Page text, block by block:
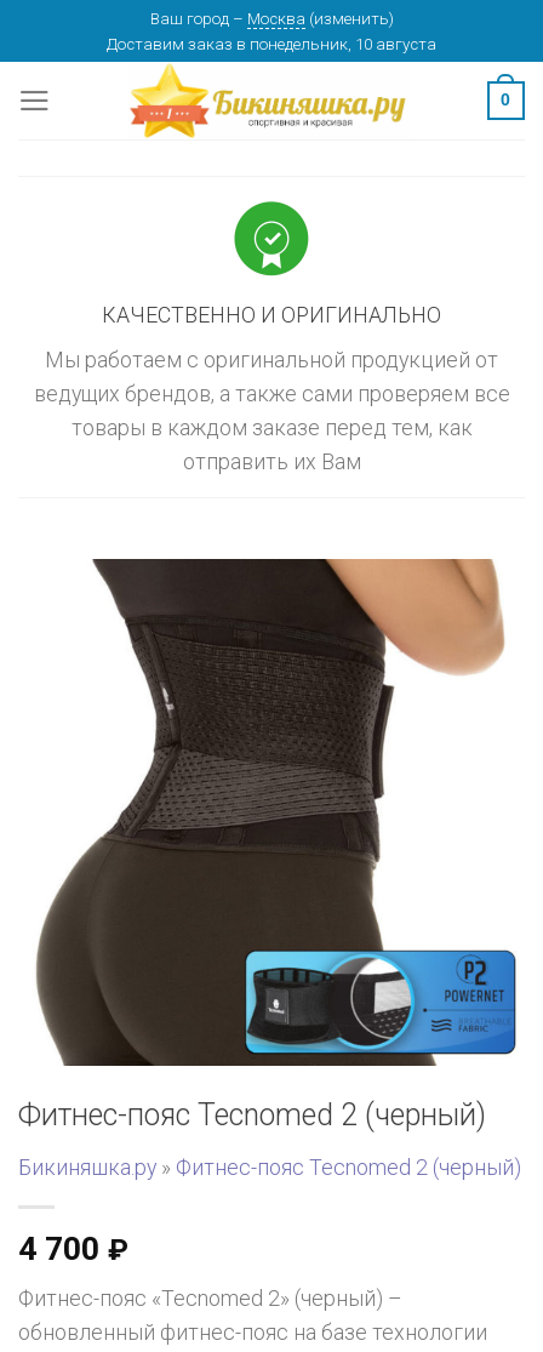
content
Ваш город – Москва (изменить)
Доставим заказ в понедельник, 10 августа
0
КАЧЕСТВЕННО И ОРИГИНАЛЬНО
Мы работаем с оригинальной продукцией от
ведущих брендов, а также сами проверяем все
товары в каждом заказе перед тем, как
отправить их Вам
Фитнес-пояс Tecnomed 2 (черный)
Бикиняшка.ру » Фитнес-пояс Tecnomed 2 (черный)
4 700 ₽
Фитнес-пояс «Tecnomed 2» (черный) –
обновленный фитнес-пояс на базе технологии
изменить